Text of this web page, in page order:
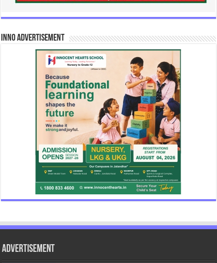
INNO Advertisement
Advertisement